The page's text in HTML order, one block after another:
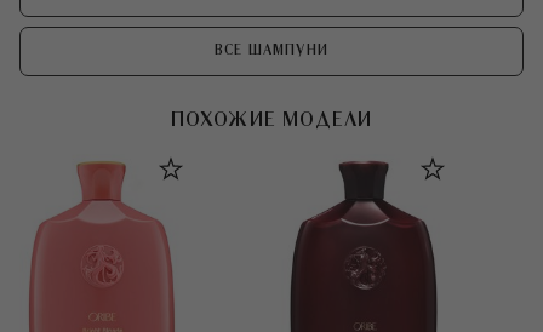
ВСЕ ШАМПУНИ
ПОХОЖИЕ МОДЕЛИ